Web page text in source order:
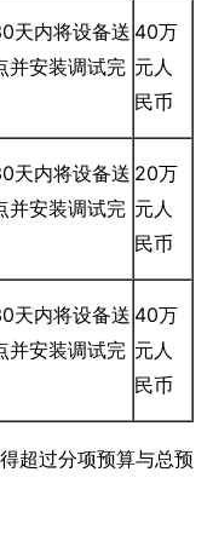
天内将设备送
并安装调试完
40万
元人
民币
天内将设备送
并安装调试完
20万
元人
民币
天内将设备送
并安装调试完
40万
元人
民币
超过分项预算与总预